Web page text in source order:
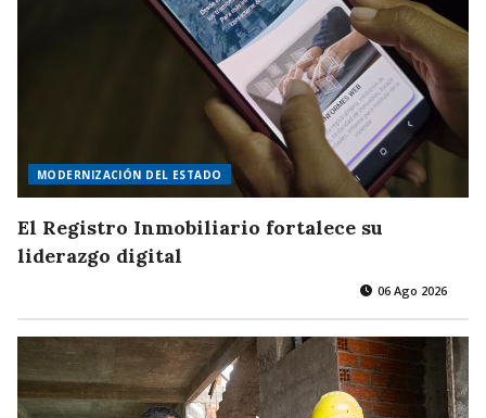
MODERNIZACIÓN DEL ESTADO
El Registro Inmobiliario fortalece su
liderazgo digital
06 Ago 2026